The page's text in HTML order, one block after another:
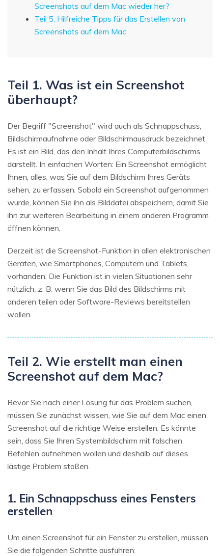
Screenshots auf dem Mac wieder her?
Teil 5. Hilfreiche Tipps für das Erstellen von
Screenshots auf dem Mac
Teil 1. Was ist ein Screenshot
überhaupt?
Der Begriff "Screenshot" wird auch als Schnappschuss,
Bildschirmaufnahme oder Bildschirmausdruck bezeichnet.
Es ist ein Bild, das den Inhalt Ihres Computerbildschirms
darstellt. In einfachen Worten: Ein Screenshot ermöglicht
Ihnen, alles, was Sie auf dem Bildschirm Ihres Geräts
sehen, zu erfassen. Sobald ein Screenshot aufgenommen
wurde, können Sie ihn als Bilddatei abspeichern, damit Sie
ihn zur weiteren Bearbeitung in einem anderen Programm
öffnen können.
Derzeit ist die Screenshot-Funktion in allen elektronischen
Geräten, wie Smartphones, Computern und Tablets,
vorhanden. Die Funktion ist in vielen Situationen sehr
nützlich, z. B. wenn Sie das Bild des Bildschirms mit
anderen teilen oder Software-Reviews bereitstellen
wollen.
Teil 2. Wie erstellt man einen
Screenshot auf dem Mac?
Bevor Sie nach einer Lösung für das Problem suchen,
müssen Sie zunächst wissen, wie Sie auf dem Mac einen
Screenshot auf die richtige Weise erstellen. Es könnte
sein, dass Sie Ihren Systembildschirm mit falschen
Befehlen aufnehmen wollen und deshalb auf dieses
lästige Problem stoßen.
1. Ein Schnappschuss eines Fensters
erstellen
Um einen Screenshot für ein Fenster zu erstellen, müssen
Sie die folgenden Schritte ausführen: